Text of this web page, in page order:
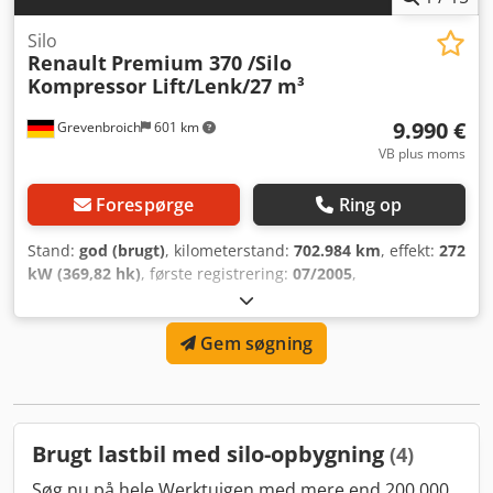
Grevenbroich 601 km
Silo
Renault Premium 370 /Silo
Kompressor Lift/Lenk/27 m³
9.990 €
VB plus moms
Forespørge Ring op
Stand: god (brugt), kilometerstand: 702.984 km, effekt: 272
kW (369,82 hk), første registrering: 07/2005,
, akslekonfiguration:
diesel, farve:hvid, førerhus:dagkabine, geartype:
, emissionsklasse:Euro 3, affjedring:
2005, Udstyr:el-betjent spejl, elektrisk
tilbehør = - Aluminium brændstoftank - Bladfjedring - EPS -
Akselkonfiguration Foraksel: Styrende; Affjedring:
bladfjedring Bagaksel 1: Affjedring: luftaffjedring Bagaksel
Gem søgning
Brugt lastbil med silo-opbygning (4)